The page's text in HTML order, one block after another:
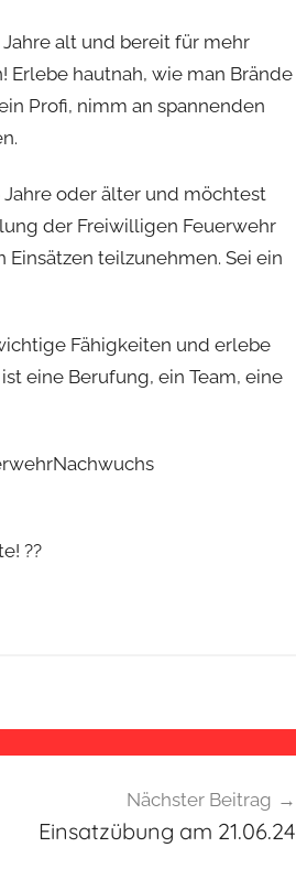
Jahre alt und bereit für mehr
hautnah, wie man Brände
Profi, nimm an spannenden
Jahre oder älter und möchtest
der Freiwilligen Feuerwehr
teilzunehmen. Sei ein
Fähigkeiten und erlebe
eine Berufung, ein Team, eine
??
Nächster Beitrag
Einsatzübung am 21.06.24